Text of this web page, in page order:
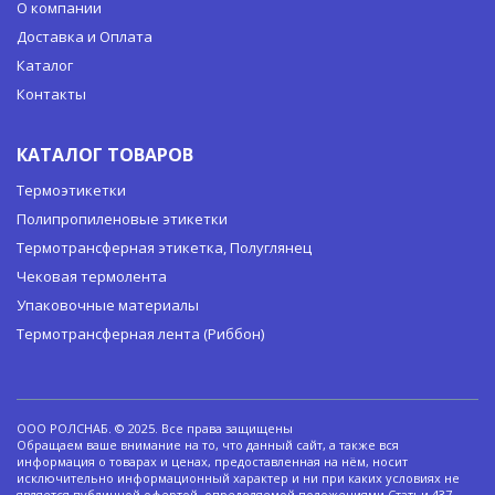
О компании
Доставка и Оплата
Каталог
Контакты
КАТАЛОГ ТОВАРОВ
Термоэтикетки
Полипропиленовые этикетки
Термотрансферная этикетка, Полуглянец
Чековая термолента
Упаковочные материалы
Термотрансферная лента (Риббон)
ООО РОЛСНАБ. © 2025. Все права защищены
Обращаем ваше внимание на то, что данный сайт, а также вся
информация о товарах и ценах, предоставленная на нём, носит
исключительно информационный характер и ни при каких условиях не